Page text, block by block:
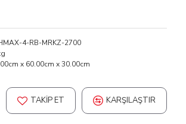
4-RB-MRKZ-2700
x 60.00cm x 30.00cm
TAKIP ET KARŞILAŞTIR